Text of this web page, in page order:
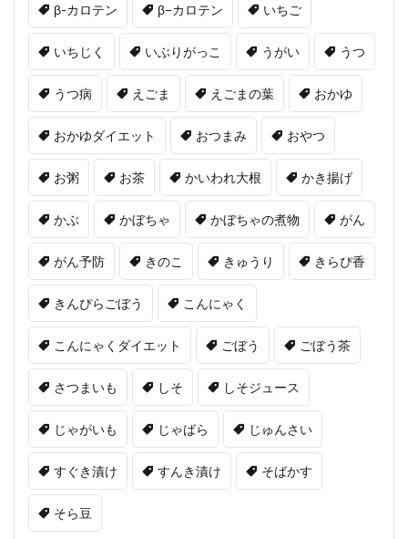
β-カロテン β−カロテン いちご
いちじく いぶりがっこ うがい うつ
うつ病 えごま えごまの葉 おかゆ
おかゆダイエット おつまみ おやつ
お粥 お茶 かいわれ大根 かき揚げ
かぶ かぼちゃ かぼちゃの煮物 がん
がん予防 きのこ きゅうり きらぴ香
きんぴらごぼう こんにゃく
こんにゃくダイエット ごぼう ごぼう茶
さつまいも しそ しそジュース
じゃがいも じゃばら じゅんさい
すぐき漬け すんき漬け そばかす
そら豆